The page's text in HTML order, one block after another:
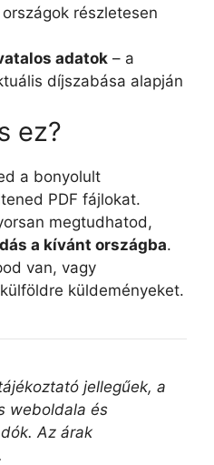
részletesen
adatok – a
díjszabása alapján
ez?
a bonyolult
PDF fájlokat.
megtudhatod,
a kívánt országba.
van, vagy
küldeményeket.
jellegűek, a
weboldala és
Az árak